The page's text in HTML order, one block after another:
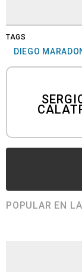
TAGS
DIEGO
POPULAR EN